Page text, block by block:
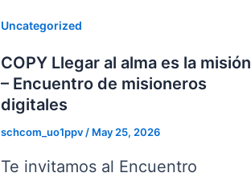
Uncategorized
COPY Llegar al alma es la misión
– Encuentro de misioneros
digitales
schcom_uo1ppv / May 25, 2026
Te invitamos al Encuentro